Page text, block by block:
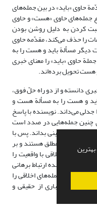
حاوی «باید» در بین جمله‌های
جمله‌های حاوی «هست» و حاوی
کردن به دلیل روشن بودن
را حذف می‌کند، مقدّمه حاوی
دیگر مسألة باید و هست را به
حاوی «باید» را معنای خبری
تحویل برده‌اند.
دانسته و از دو راه حلّ فوق،
و هست را به مسألة هست و
می‌داند. نویسنده با پاسخ
چنین جمله‌هایی در صدد است
می‌داند، یقینی بداند. پس با
تغییرناپذیر و مطلق هستند و بر
جمله‌های اخلاقی با واقعیت را
نویسنده ارتباط برهانی
داشتن جمله‌های اخلاقی را
واقعیّت اعتباری از حقیقی و